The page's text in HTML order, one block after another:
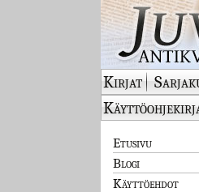
Kirjat
Etusivu
Blogi
Käyttöehdot